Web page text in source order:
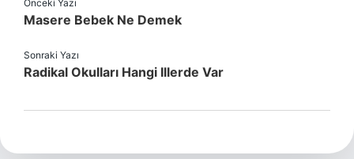
Önceki Yazı
Masere Bebek Ne Demek
Sonraki Yazı
Radikal Okulları Hangi Illerde Var